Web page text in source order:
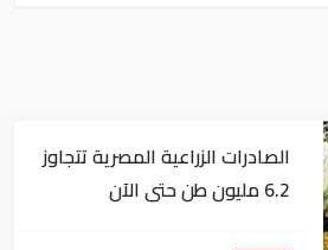
الصادرات الزراعية المصرية تتجاوز
6.2 مليون طن حتى الآن